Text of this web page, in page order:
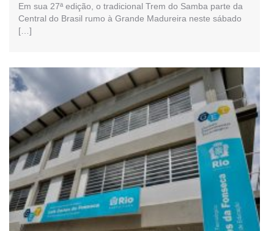
Em sua 27ª edição, o tradicional Trem do Samba parte da
Central do Brasil rumo à Grande Madureira neste sábado
[…]